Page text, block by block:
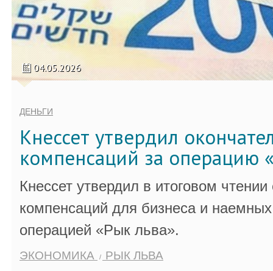
04.05.2026
ДЕНЬГИ
Кнессет утвердил
компенсаций за операцию
Кнессет утвердил в итоговом
компенсаций для бизнеса и
операцией «Рык льва».
ЭКОНОМИКА РЫК ЛЬВА